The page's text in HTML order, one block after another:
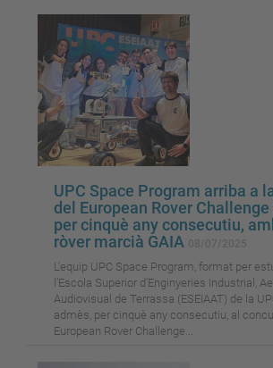
UPC Space Program arriba a
del European Rover Challenge
per cinquè any consecutiu,
ròver marcià GAIA
L'equip UPC Space Program, format per
l’Escola Superior d’Enginyeries Industrial,
Audiovisual de Terrassa (ESEIAAT) de la
admès, per cinquè any consecutiu, al
European Rover Challenge...